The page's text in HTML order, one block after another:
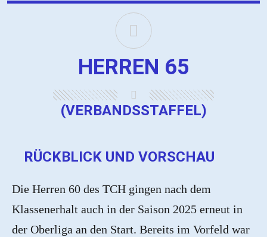
HERREN 65
(VERBANDSSTAFFEL)
RÜCKBLICK UND VORSCHAU
Die Herren 60 des TCH gingen nach dem
Klassenerhalt auch in der Saison 2025 erneut in
der Oberliga an den Start. Bereits im Vorfeld war